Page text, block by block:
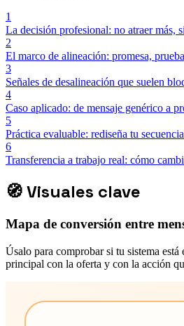
1
La decisión profesional: no atraer más,
2
El marco de alineación: promesa,
3
Señales de desalineación que suelen
4
Caso aplicado: de mensaje genérico a
5
Práctica evaluable: rediseña tu
6
Transferencia a trabajo real: cómo
🧭Visuales clave
Mapa de conversión entre
Úsalo para comprobar si tu sistema está
principal con la oferta y con la acción